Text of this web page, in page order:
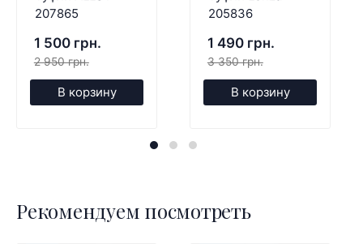
207865
1 500 грн.
2 950 грн.
В корзину
205836
1 490 грн.
3 350 грн.
В корзину
Рекомендуем посмотреть